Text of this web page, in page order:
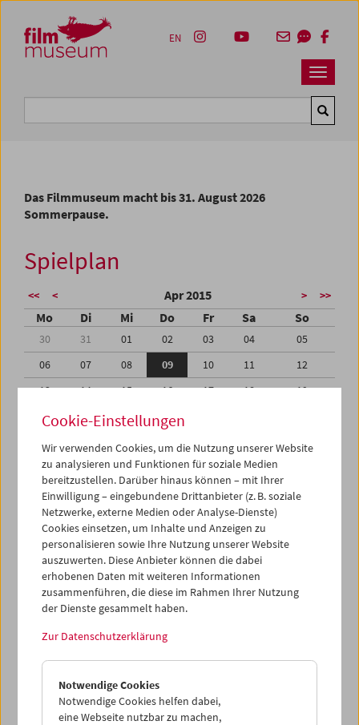
Zum Inhalt
Zum Hauptmenü
Zur Servicenavigation
Zum Suche
Navbar
EN
Das Filmmuseum macht bis 31. August 2026
Sommerpause.
Spielplan
<< < Apr 2015 > >>
Mo Di Mi Do Fr Sa So
30 31 01 02 03 04
05
06
07 08 09 10 11
12
13
14 15 16 17 18
19
20
21 22 23
27
29 01
03
04
05 06 07 08 09
iCalender
Programmheft-PDF
English language or subtitles
< Vorherige Woche
Mo 6.4.
Di 7.4.
Cookie-Einstellungen
Wir verwenden Cookies, um die Nutzung unserer Website
zu analysieren und Funktionen für soziale Medien
bereitzustellen. Darüber hinaus können – mit Ihrer
Einwilligung – eingebundene Drittanbieter (z. B. soziale
Netzwerke, externe Medien oder Analyse-Dienste)
Cookies einsetzen, um Inhalte und Anzeigen zu
personalisieren sowie Ihre Nutzung unserer Website
auszuwerten. Diese Anbieter können die dabei
erhobenen Daten mit weiteren Informationen
zusammenführen, die diese im Rahmen Ihrer Nutzung
der Dienste gesammelt haben.
Zur Datenschutzerklärung
Notwendige Cookies
Notwendige Cookies helfen dabei,
eine Webseite nutzbar zu machen,